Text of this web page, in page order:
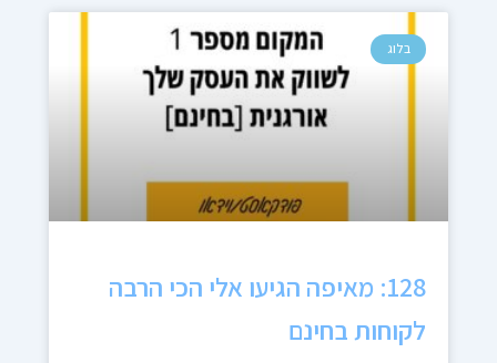
בלוג
128: מאיפה הגיעו אלי הכי הרבה
לקוחות בחינם